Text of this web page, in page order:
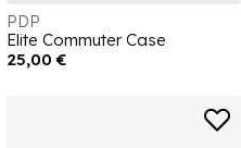
PDP
Elite Commuter Case
25,00 €